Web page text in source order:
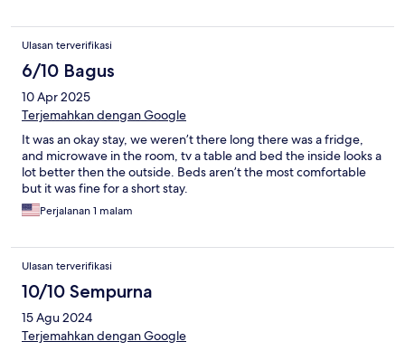
Ulasan terverifikasi
6/10 Bagus
10 Apr 2025
Terjemahkan dengan Google
It was an okay stay, we weren’t there long there was a fridge,
and microwave in the room, tv a table and bed the inside looks a
lot better then the outside. Beds aren’t the most comfortable
but it was fine for a short stay.
Perjalanan 1 malam
Ulasan terverifikasi
10/10 Sempurna
15 Agu 2024
Terjemahkan dengan Google